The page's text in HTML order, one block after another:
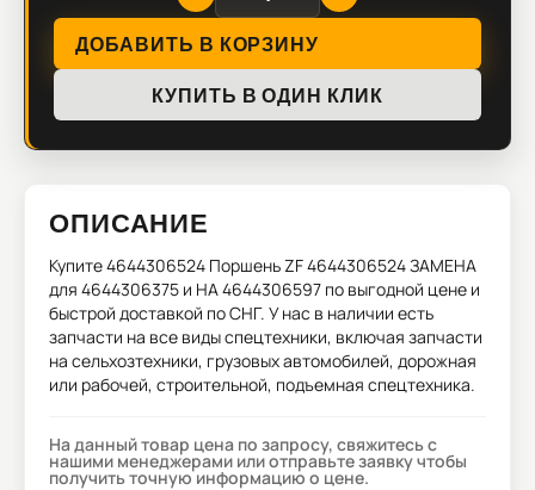
ДОБАВИТЬ В КОРЗИНУ
КУПИТЬ В ОДИН КЛИК
ОПИСАНИЕ
Купите4644306524 Поршень ZF 4644306524 ЗАМЕНА
для 4644306375 и НА 4644306597 по выгодной цене и
быстрой доставкой по СНГ. У нас в наличии есть
запчасти на все виды спецтехники, включая запчасти
на сельхозтехники, грузовых автомобилей, дорожная
или рабочей, строительной, подъемная спецтехника.
На данный товар цена по запросу, свяжитесь с
нашими менеджерами или отправьте заявку чтобы
получить точную информацию о цене.